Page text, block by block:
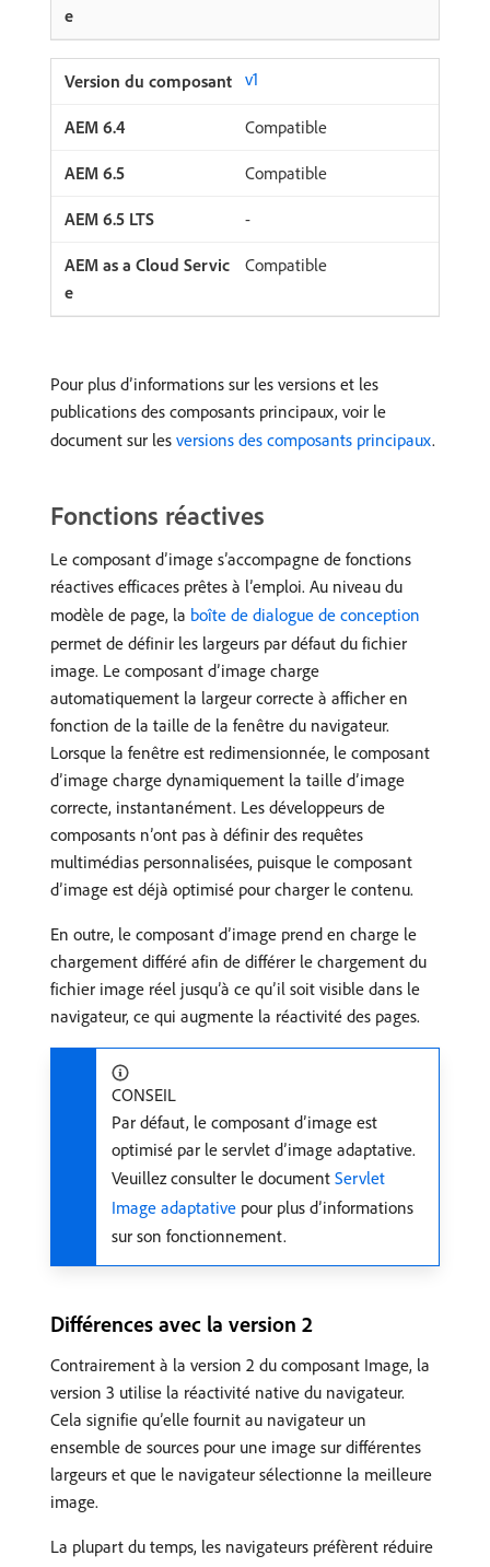
v1
Compatible
Compatible
-
Compatible
Pour plus d’informations sur les versions et les
publications des composants principaux, voir le
document sur les versions des composants principaux.
Fonctions réactives
Le composant d’image s’accompagne de fonctions
réactives efficaces prêtes à l’emploi. Au niveau du
modèle de page, la boîte de dialogue de conception
permet de définir les largeurs par défaut du fichier
image. Le composant d’image charge
automatiquement la largeur correcte à afficher en
fonction de la taille de la fenêtre du navigateur.
Lorsque la fenêtre est redimensionnée, le composant
d’image charge dynamiquement la taille d’image
correcte, instantanément. Les développeurs de
composants n’ont pas à définir des requêtes
multimédias personnalisées, puisque le composant
d’image est déjà optimisé pour charger le contenu.
En outre, le composant d’image prend en charge le
chargement différé afin de différer le chargement du
fichier image réel jusqu’à ce qu’il soit visible dans le
navigateur, ce qui augmente la réactivité des pages.
CONSEIL
Par défaut, le composant d’image est
optimisé par le servlet d’image adaptative.
Veuillez consulter le document Servlet
Image adaptative pour plus d’informations
sur son fonctionnement.
Différences avec la version 2
Contrairement à la version 2 du composant Image, la
version 3 utilise la réactivité native du navigateur.
Cela signifie qu’elle fournit au navigateur un
ensemble de sources pour une image sur différentes
largeurs et que le navigateur sélectionne la meilleure
image.
La plupart du temps, les navigateurs préfèrent réduire